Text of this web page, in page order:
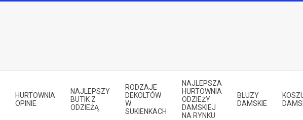
HURTOWNIA
OPINIE
NAJLEPSZY
BUTIK Z
ODZIEŻĄ
RODZAJE
DEKOLTÓW
W
SUKIENKACH
NAJLEPSZA
HURTOWNIA
ODZIEŻY
DAMSKIEJ
NA RYNKU
BLUZY
DAMSKIE